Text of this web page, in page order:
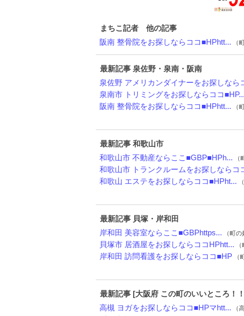
まちこ記者 他の記事
阪南 整骨院をお探しならココ■HPhtt... （
最新記事 泉佐野・泉南・阪南
泉佐野 アメリカンダイナーをお探しなら
泉南市 トリミングをお探しならココ■HP...
阪南 整骨院をお探しならココ■HPhtt... （
最新記事 和歌山市
和歌山市 不動産ならここ■GBP■HPh... （
和歌山市 トランクルームをお探しならコ
和歌山 エステをお探しならココ■HPht...
最新記事 貝塚・岸和田
岸和田 美容室ならここ■GBPhttps... （町
貝塚市 居酒屋をお探しならココHPhtt...
岸和田 訪問看護をお探しならココ■HP （
最新記事 [大阪府 この町のいいところ！
高槻 ヨガをお探しならココ■HPマhtt... （